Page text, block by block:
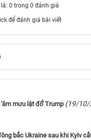
0 trong 0 đánh giá
để đánh giá bài viết
mưu lật đổ' Trump (19/10/
bắc Ukraine sau khi Kyiv